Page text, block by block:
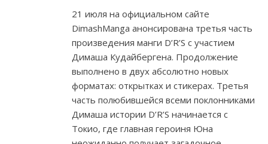
21 июля на официальном сайте
DimashManga анонсирована третья часть
произведения манги D’R’S с участием
Димаша Кудайбергена. Продолжение
выполнено в двух абсолютно новых
форматах: открытках и стикерах. Третья
часть полюбившейся всеми поклонниками
Димаша истории D’R’S начинается с
Токио, где главная героиня Юна